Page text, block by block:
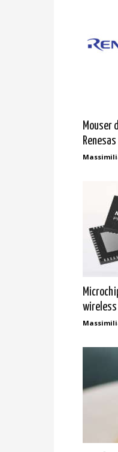
Mouser
Renesas
wireless